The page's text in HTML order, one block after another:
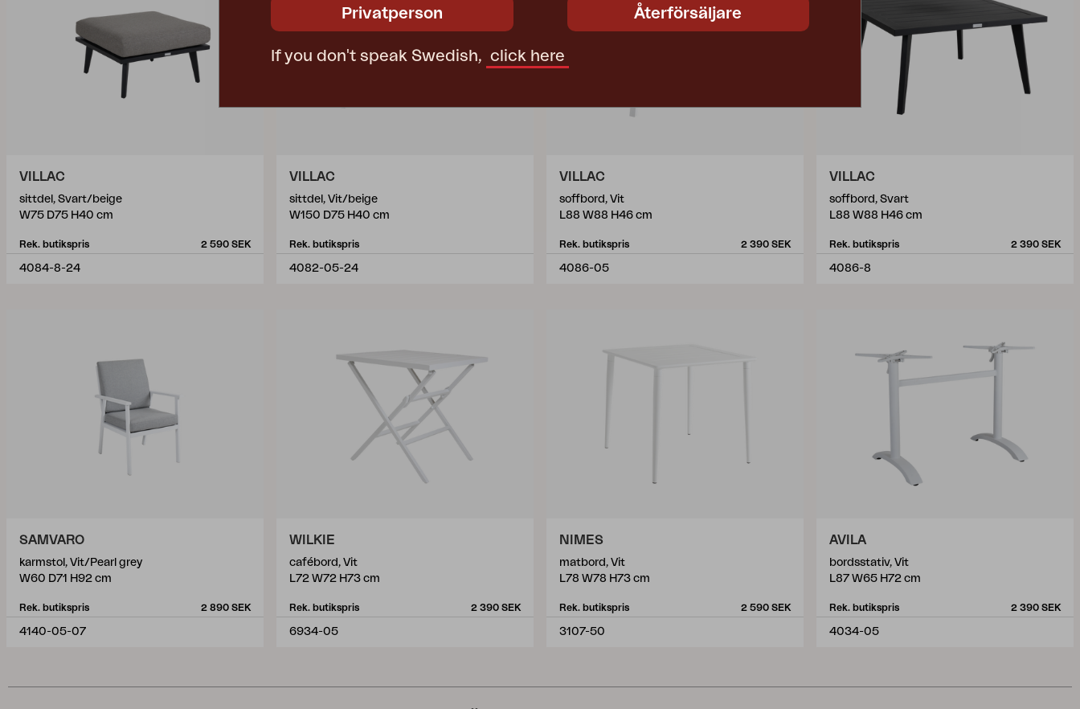
VILLAC
sittdel, Svart/beige
W75 D75 H40 cm
Rek. butikspris 2 590 SEK
4084-8-24
VILLAC
sittdel, Vit/beige
W150 D75 H40 cm
Rek. butikspris
4082-05-24
VILLAC
soffbord, Vit
L88 W88 H46 cm
Rek. butikspris 2 390 SEK
4086-05
VILLAC
soffbord, Svart
L88 W88 H46 cm
Rek. butikspris 2 390 SEK
4086-8
SAMVARO
karmstol, Vit/Pearl grey
W60 D71 H92 cm
Rek. butikspris 2 890 SEK
4140-05-07
WILKIE
cafébord, Vit
L72 W72 H73 cm
Rek. butikspris 2 390 SEK
6934-05
NIMES
matbord, Vit
L78 W78 H73 cm
Rek. butikspris 2 590 SEK
3107-50
AVILA
bordsstativ, Vit
L87 W65 H72 cm
Rek. butikspris 2 390 SEK
4034-05
Privatperson Återförsäljare
If you don't speak Swedish, click here